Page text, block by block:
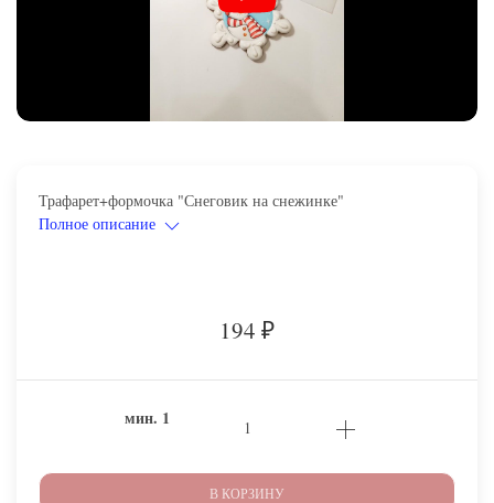
Трафарет+формочка "Снеговик на снежинке"
Полное описание
194 ₽
мин. 1
В КОРЗИНУ